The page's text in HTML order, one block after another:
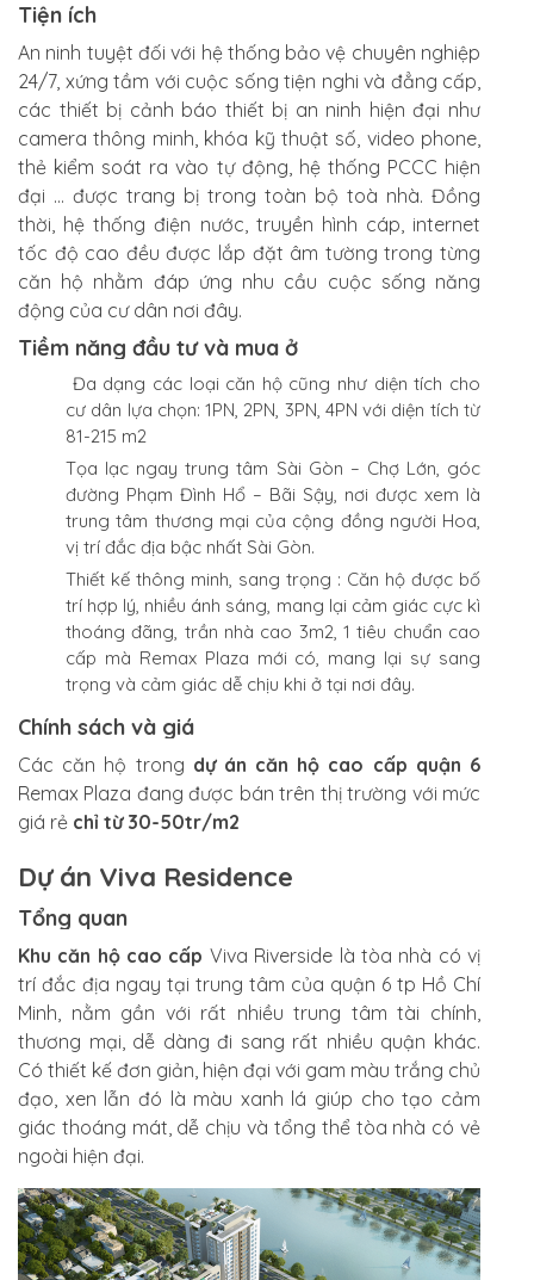
Tiện ích
An ninh tuyệt đối với hệ thống bảo vệ chuyên nghiệp
24/7, xứng tầm với cuộc sống tiện nghi và đẳng cấp,
các thiết bị cảnh báo thiết bị an ninh hiện đại như
camera thông minh, khóa kỹ thuật số, video phone,
thẻ kiểm soát ra vào tự động, hệ thống PCCC hiện
đại … được trang bị trong toàn bộ toà nhà. Đồng
thời, hệ thống điện nước, truyền hình cáp, internet
tốc độ cao đều được lắp đặt âm tường trong từng
căn hộ nhằm đáp ứng nhu cầu cuộc sống năng
động của cư dân nơi đây.
Tiềm năng đầu tư và mua ở
Đa dạng các loại căn hộ cũng như diện tích cho
cư dân lựa chọn: 1PN, 2PN, 3PN, 4PN với diện tích từ
81-215 m2
Tọa lạc ngay trung tâm Sài Gòn – Chợ Lớn, góc
đường Phạm Đình Hổ – Bãi Sậy, nơi được xem là
trung tâm thương mại của cộng đồng người Hoa,
vị trí đắc địa bậc nhất Sài Gòn.
Thiết kế thông minh, sang trọng : Căn hộ được bố
trí hợp lý, nhiều ánh sáng, mang lại cảm giác cực kì
thoáng đãng, trần nhà cao 3m2, 1 tiêu chuẩn cao
cấp mà Remax Plaza mới có, mang lại sự sang
trọng và cảm giác dễ chịu khi ở tại nơi đây.
Chính sách và giá
Các căn hộ trong dự án căn hộ cao cấp quận 6
Remax Plaza đang được bán trên thị trường với mức
giá rẻ chỉ từ 30-50tr/m2
Dự án Viva Residence
Tổng quan
Khu căn hộ cao cấp Viva Riverside là tòa nhà có vị
trí đắc địa ngay tại trung tâm của quận 6 tp Hồ Chí
Minh, nằm gần với rất nhiều trung tâm tài chính,
thương mại, dễ dàng đi sang rất nhiều quận khác.
Có thiết kế đơn giản, hiện đại với gam màu trắng chủ
đạo, xen lẫn đó là màu xanh lá giúp cho tạo cảm
giác thoáng mát, dễ chịu và tổng thể tòa nhà có vẻ
ngoài hiện đại.